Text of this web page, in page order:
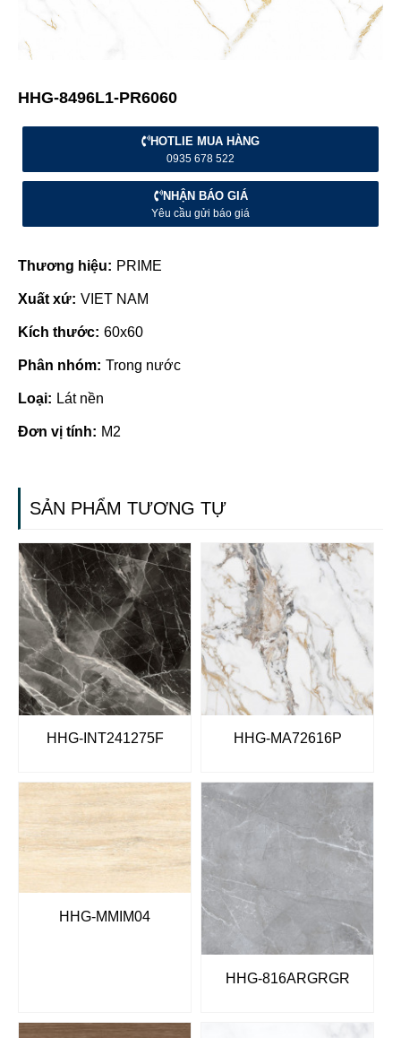
HHG-8496L1-PR6060
HOTLIE MUA HÀNG
0935 678 522
NHẬN BÁO GIÁ
Yêu cầu gửi báo giá
Thương hiệu: PRIME
Xuất xứ: VIET NAM
Kích thước: 60x60
Phân nhóm: Trong nước
Loại: Lát nền
Đơn vị tính: M2
SẢN PHẨM TƯƠNG TỰ
HHG-INT241275F HHG-MA72616P
HHG-MMIM04
HHG-816ARGRGR